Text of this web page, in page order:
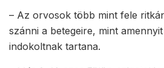
– Az orvosok több mint fele
szánni a betegeire, mint
indokoltnak tartana.